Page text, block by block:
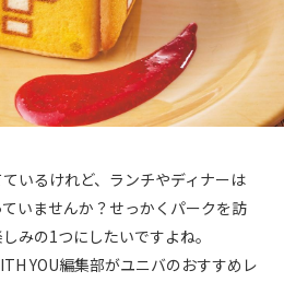
ているけれど、ランチやディナーは
いませんか？せっかくパークを訪
みの1つにしたいですよね。
YOU編集部がユニバのおすすめレ